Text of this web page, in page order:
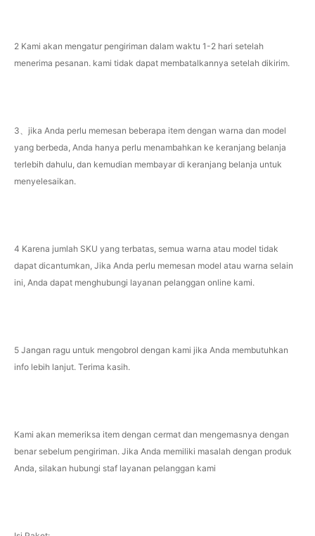
2 Kami akan mengatur pengiriman dalam waktu 1-2 hari setelah
menerima pesanan. kami tidak dapat membatalkannya setelah dikirim.
3、jika Anda perlu memesan beberapa item dengan warna dan model
yang berbeda, Anda hanya perlu menambahkan ke keranjang belanja
terlebih dahulu, dan kemudian membayar di keranjang belanja untuk
menyelesaikan.
4 Karena jumlah SKU yang terbatas, semua warna atau model tidak
dapat dicantumkan, Jika Anda perlu memesan model atau warna selain
ini, Anda dapat menghubungi layanan pelanggan online kami.
5 Jangan ragu untuk mengobrol dengan kami jika Anda membutuhkan
info lebih lanjut. Terima kasih.
Kami akan memeriksa item dengan cermat dan mengemasnya dengan
benar sebelum pengiriman. Jika Anda memiliki masalah dengan produk
Anda, silakan hubungi staf layanan pelanggan kami